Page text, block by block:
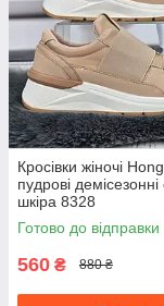
Кросівки жіночі
пудрові демісезонні
шкіра 8328
Готово до відправки
560 ₴ 880 ₴